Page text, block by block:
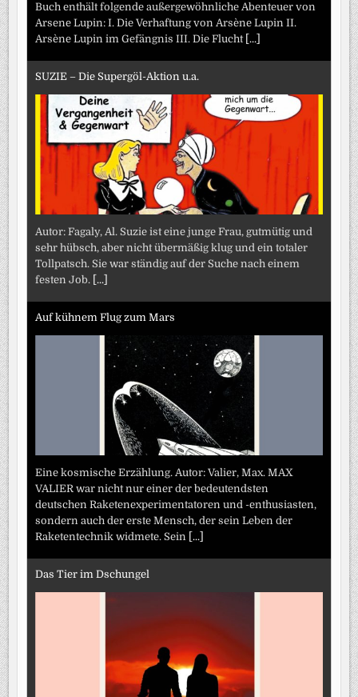
Buch enthält folgende außergewöhnliche Abenteuer von
Arsene Lupin: I. Die Verhaftung von Arsène Lupin II.
Arsène Lupin im Gefängnis III. Die Flucht [...]
SUZIE – Die Supergöl-Aktion u.a.
Autor: Fagaly, Al. Suzie ist eine junge Frau, gutmütig und
sehr hübsch, aber nicht übermäßig klug und ein totaler
Tollpatsch. Sie war ständig auf der Suche nach einem
festen Job. [...]
Auf kühnem Flug zum Mars
Eine kosmische Erzählung. Autor: Valier, Max. MAX
VALIER war nicht nur einer der bedeutendsten
deutschen Raketenexperimentatoren und -enthusiasten,
sondern auch der erste Mensch, der sein Leben der
Raketentechnik widmete. Sein [...]
Das Tier im Dschungel